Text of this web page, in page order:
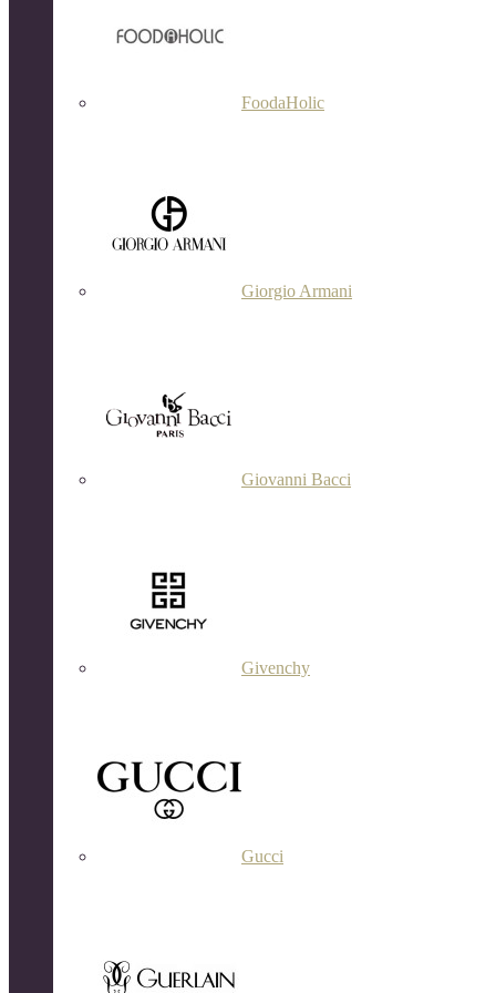
FoodaHolic
Giorgio Armani
Giovanni Bacci
Givenchy
Gucci